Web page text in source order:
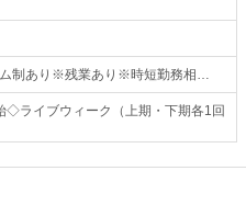
制あり※残業あり※時短勤務相…
ライブウィーク（上期・下期各1回